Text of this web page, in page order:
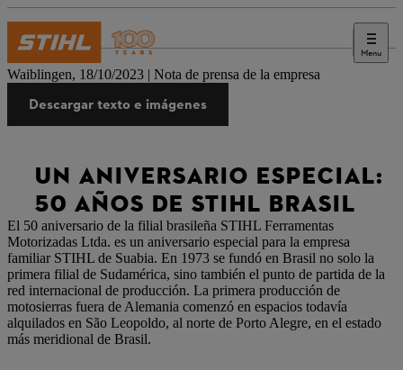
Menu
Prensa
Waiblingen, 18/10/2023 | Nota de prensa de la empresa
Descargar texto e imágenes
UN ANIVERSARIO ESPECIAL:
50 AÑOS DE STIHL BRASIL
El 50 aniversario de la filial brasileña STIHL Ferramentas
Motorizadas Ltda. es un aniversario especial para la empresa
familiar STIHL de Suabia. En 1973 se fundó en Brasil no solo la
primera filial de Sudamérica, sino también el punto de partida de la
red internacional de producción. La primera producción de
motosierras fuera de Alemania comenzó en espacios todavía
alquilados en São Leopoldo, al norte de Porto Alegre, en el estado
más meridional de Brasil.